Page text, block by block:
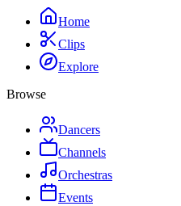
Home
Clips
Explore
Browse
Dancers
Channels
Orchestras
Events